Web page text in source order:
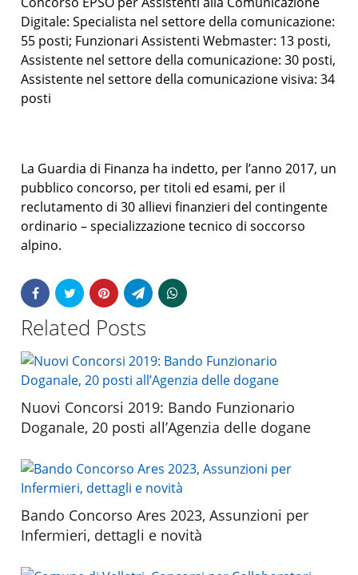
Digitale: Specialista nel settore della comunicazione:
55 posti; Funzionari Assistenti Webmaster: 13 posti,
Assistente nel settore della comunicazione: 30 posti,
Assistente nel settore della comunicazione visiva: 34
posti
La Guardia di Finanza ha indetto, per l’anno 2017, un
pubblico concorso, per titoli ed esami, per il
reclutamento di 30 allievi finanzieri del contingente
ordinario – specializzazione tecnico di soccorso
alpino.
Related Posts
Nuovi Concorsi 2019: Bando Funzionario
Doganale, 20 posti all’Agenzia delle dogane
Bando Concorso Ares 2023, Assunzioni per
Infermieri, dettagli e novità